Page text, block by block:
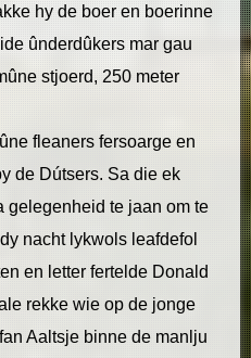
hy de boer en boerinne
ûnderdûkers mar gau
stjoerd, 250 meter
fleaners fersoarge en
de Dútsers. Sa die ek
gelegenheid te jaan om te
nacht lykwols leafdefol
en letter fertelde Donald
rekke wie op de jonge
Aaltsje binne de manlju